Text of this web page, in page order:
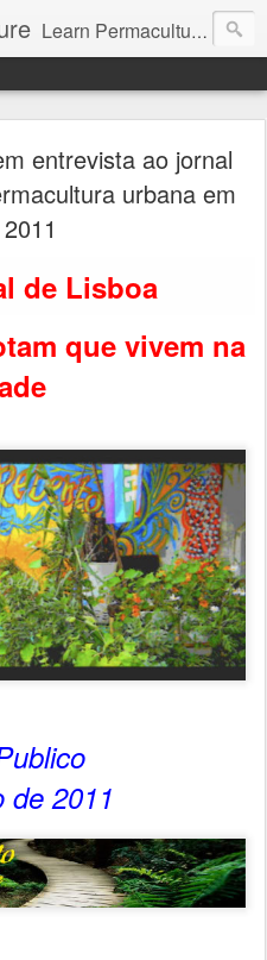
Learn Permaculture Design Courses in Europe with Helder Valente, one of the original students of Bill Mollison the creator of Permaculture Design.
entrevista ao jornal
urbana em
2011
de Lisboa
que vivem na
de 2011